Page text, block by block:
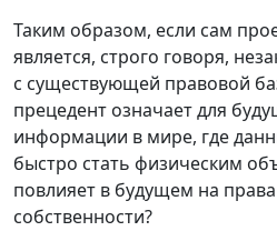
Таким образом, если сам
является, строго говоря,
с существующей правовой
прецедент означает для
информации в мире, где
быстро стать физическим
повлияет в будущем на
собственности?